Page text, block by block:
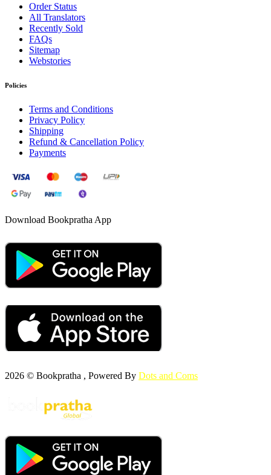
Order Status
All Translators
Recently Sold
FAQs
Sitemap
Webstories
Policies
Terms and Conditions
Privacy Policy
Shipping
Refund & Cancellation Policy
Payments
Download Bookpratha App
2026 © Bookpratha , Powered By Dots and Coms